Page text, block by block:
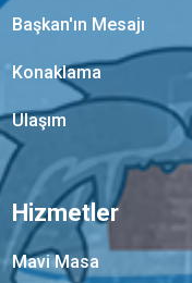
Başkan'ın Mesajı
Konaklama
Ulaşım
Hizmetler
Mavi Masa